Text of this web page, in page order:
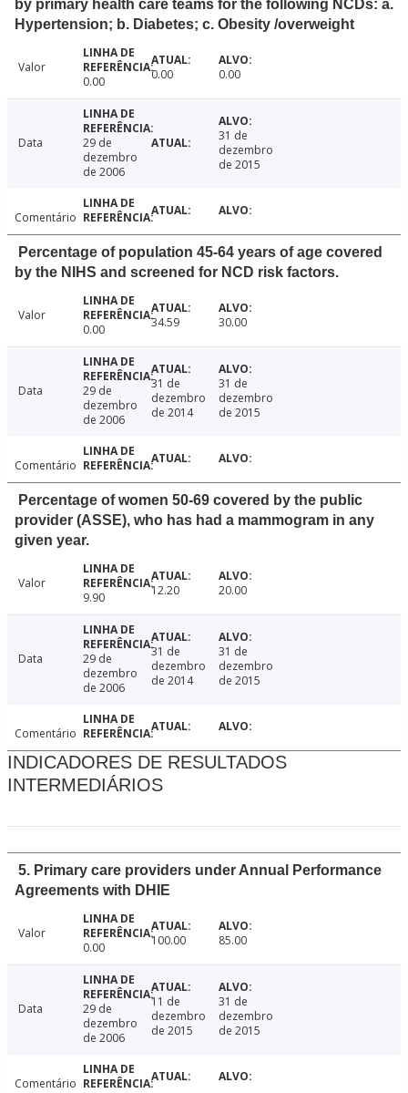
by primary health care teams for the following NCDs: a.
Hypertension; b. Diabetes; c. Obesity /overweight
Valor
0.00
0.00 0.00
Data
29 de
dezembro
de 2006
31 de
dezembro
de 2015
Comentário
Percentage of population 45-64 years of age covered
by the NIHS and screened for NCD risk factors.
Valor
0.00
34.59 30.00
Data
29 de
dezembro
de 2006
31 de
dezembro
de 2014
31 de
dezembro
de 2015
Comentário
Percentage of women 50-69 covered by the public
provider (ASSE), who has had a mammogram in any
given year.
Valor
9.90
12.20 20.00
Data
29 de
dezembro
de 2006
31 de
dezembro
de 2014
31 de
dezembro
de 2015
Comentário
INDICADORES DE RESULTADOS
INTERMEDIÁRIOS
5. Primary care providers under Annual Performance
Agreements with DHIE
Valor
0.00
100.00 85.00
Data
29 de
dezembro
de 2006
11 de
dezembro
de 2015
31 de
dezembro
de 2015
Comentário